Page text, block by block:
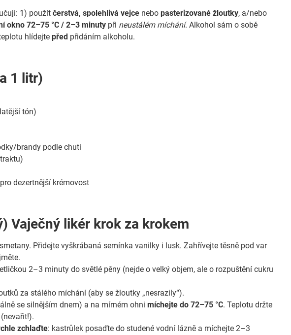
1) použítčerstvá, spolehlivá vejce nebopasterizované žloutky, a/nebo
okno 72–75 °C / 2–3 minuty při neustálém míchání. Alkohol sám o sobě
hlídejtepřed přidáním alkoholu.
1 litr)
tón)
brandy podle chuti
pro dezertnější krémovost
Vaječný likér krok za krokem
Přidejte vyškrábaná semínka vanilky i lusk. Zahřívejte těsně pod var
2–3 minuty do světlé pěny (nejde o velký objem, ale o rozpuštění cukru
za stálého míchání (aby se žloutky „nesrazily“).
se silnějším dnem) a na mírném ohnimíchejte do 72–75 °C. Teplotu držte
zchlaďte: kastrůlek posaďte do studené vodní lázně a míchejte 2–3